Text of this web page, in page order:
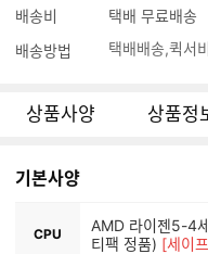
배송비
택배 무료배송
배송방법
택배배송 퀵서
상품사양 상품정
기본사양
CPU
AMD 라이젠5-4
티팩 정품) [세이